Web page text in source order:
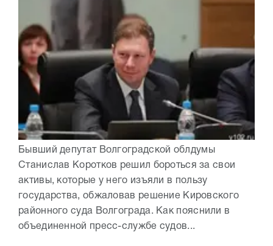
Бывший депутат Волгоградской облдумы
Станислав Коротков решил бороться за свои
активы, которые у него изъяли в пользу
государства, обжаловав решение Кировского
районного суда Волгограда. Как пояснили в
объединенной пресс-службе судов...